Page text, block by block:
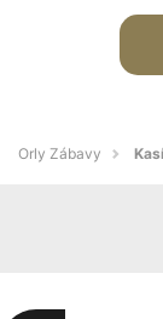
Orly Zábavy